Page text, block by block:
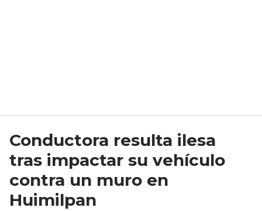
Conductora resulta ilesa
tras impactar su vehículo
contra un muro en
Huimilpan